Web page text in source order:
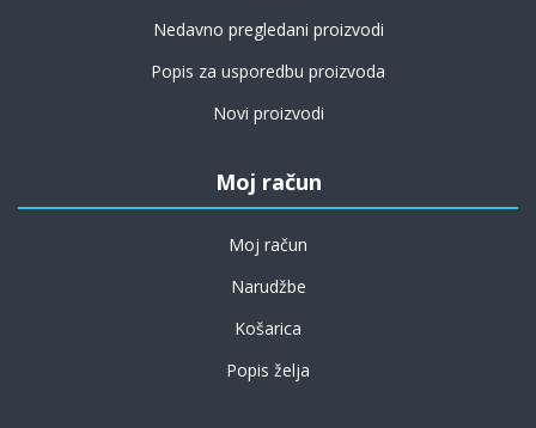
Nedavno pregledani proizvodi
Popis za usporedbu proizvoda
Novi proizvodi
Moj račun
Moj račun
Narudžbe
Košarica
Popis želja